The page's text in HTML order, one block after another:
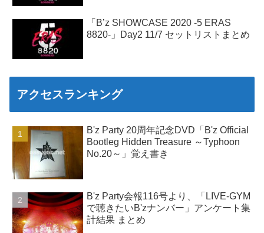
「B’z SHOWCASE 2020 -5 ERAS
8820-」Day2 11/7 セットリストまとめ
アクセスランキング
B'z Party 20周年記念DVD「B'z Official
Bootleg Hidden Treasure ～Typhoon
No.20～」覚え書き
B'z Party会報116号より、「LIVE-GYM
で聴きたいB'zナンバー」アンケート集
計結果 まとめ